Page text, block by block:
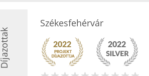
Díjazottak
Székesfehérvár